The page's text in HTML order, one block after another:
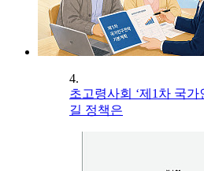
4.
초고령사회 ‘제1차 국
길 정책은